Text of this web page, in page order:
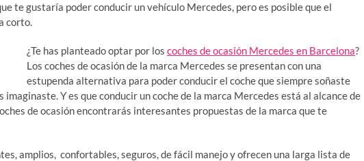
te gustaría poder conducir un vehículo Mercedes, pero es posible que el
corto.
¿Te has planteado optar por los coches de ocasión Mercedes en Barcelona?
Los coches de ocasión de la marca Mercedes se presentan con una
estupenda alternativa para poder conducir el coche que siempre soñaste
imaginaste. Y es que conducir un coche de la marca Mercedes está al alcance de
de ocasión encontrarás interesantes propuestas de la marca que te
amplios, confortables, seguros, de fácil manejo y ofrecen una larga lista de